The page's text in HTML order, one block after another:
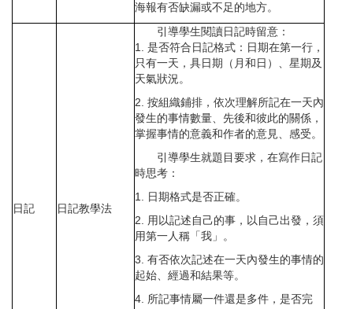
海報有否缺漏或不足的地方。
日記 日記教學法
引導學生閱讀日記時留意：
1. 是否符合日記格式：日期在第一行，
只有一天，具日期（月和日）、星期及
天氣狀況。
2. 按組織鋪排，依次理解所記在一天內
發生的事情數量、先後和彼此的關係，
掌握事情的意義和作者的意見、感受。
引導學生就題目要求，在寫作日記
時思考：
1. 日期格式是否正確。
2. 用以記述自己的事，以自己出發，須
用第一人稱「我」。
3. 有否依次記述在一天內發生的事情的
起始、經過和結果等。
4. 所記事情屬一件還是多件，是否完